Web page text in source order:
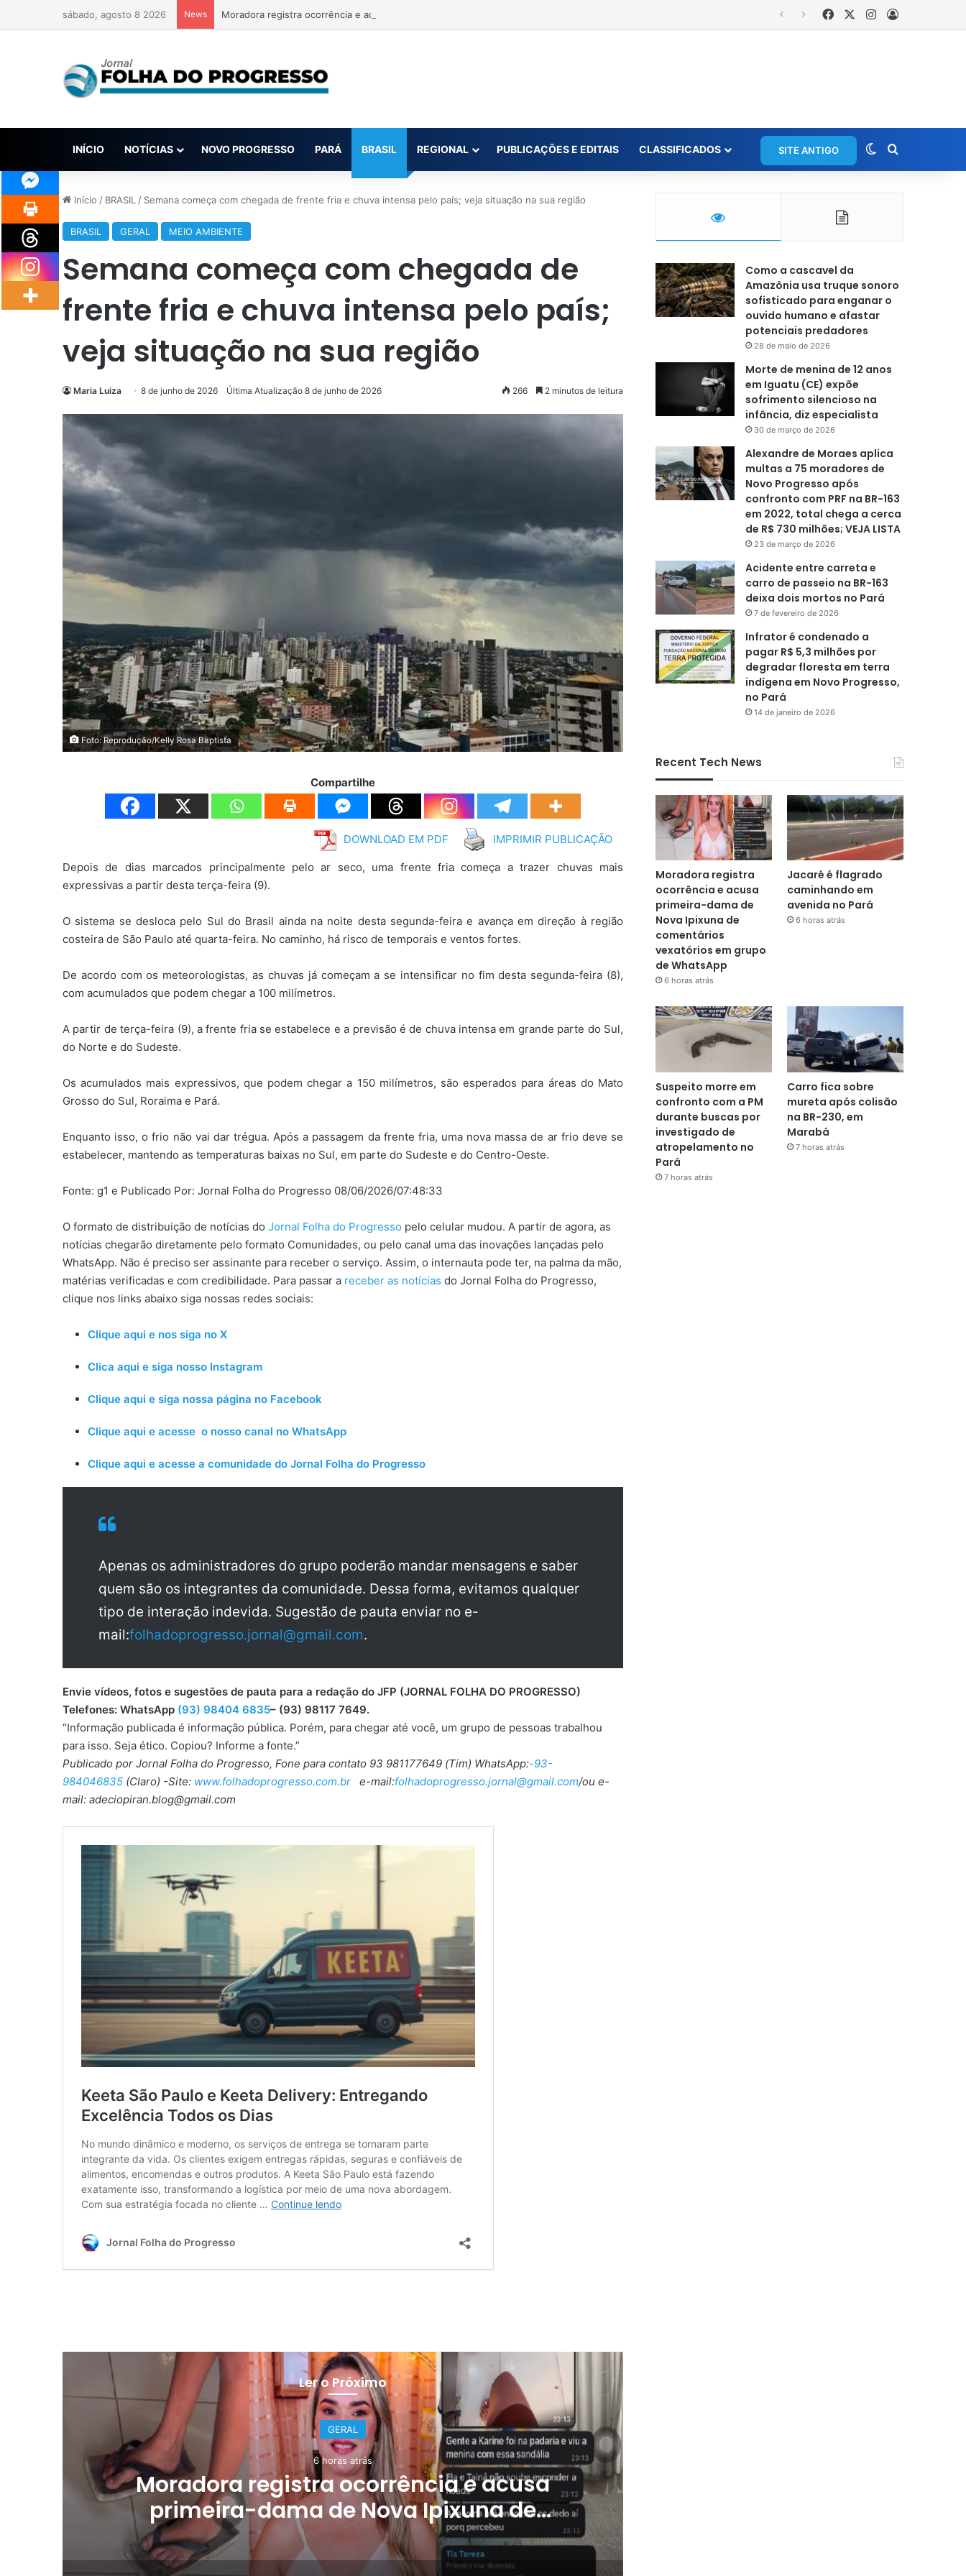
sábado, agosto 8 2026 News Moradora registra ocorrência e acusa primeira-dama de Nova Ipixuna de comentários vexatórios em grupo de WhatsApp FacebookInstagram
INÍCIO NOTÍCIAS NOVO PROGRESSO PARÁ BRASIL REGIONAL PUBLICAÇÕES E EDITAIS CLASSIFICADOS SITE ANTIGO Switch skin
Início / BRASIL / Semana começa com chegada de frente fria e chuva intensa pelo país; veja situação na sua região
BRASIL GERAL MEIO AMBIENTE
Semana começa com chegada de
frente fria e chuva intensa pelo país;
veja situação na sua região
Maria Luiza 8 de junho de 2026 Última Atualização 8 de junho de 2026 266 2 minutos de leitura
Foto: Reprodução/Kelly Rosa Baptista
Compartilhe
DOWNLOAD EM PDF IMPRIMIR PUBLICAÇÃO
Depois de dias marcados principalmente pelo ar seco, uma frente fria começa a trazer chuvas mais
expressivas a partir desta terça-feira (9).
O sistema se desloca pelo Sul do Brasil ainda na noite desta segunda-feira e avança em direção à região
costeira de São Paulo até quarta-feira. No caminho, há risco de temporais e ventos fortes.
De acordo com os meteorologistas, as chuvas já começam a se intensificar no fim desta segunda-feira (8),
com acumulados que podem chegar a 100 milímetros.
A partir de terça-feira (9), a frente fria se estabelece e a previsão é de chuva intensa em grande parte do Sul,
do Norte e do Sudeste.
Os acumulados mais expressivos, que podem chegar a 150 milímetros, são esperados para áreas do Mato
Grosso do Sul, Roraima e Pará.
Enquanto isso, o frio não vai dar trégua. Após a passagem da frente fria, uma nova massa de ar frio deve se
estabelecer, mantendo as temperaturas baixas no Sul, em parte do Sudeste e do Centro-Oeste.
Fonte: g1 e Publicado Por: Jornal Folha do Progresso 08/06/2026/07:48:33
O formato de distribuição de notícias do Jornal Folha do Progresso pelo celular mudou. A partir de agora, as
notícias chegarão diretamente pelo formato Comunidades, ou pelo canal uma das inovações lançadas pelo
WhatsApp. Não é preciso ser assinante para receber o serviço. Assim, o internauta pode ter, na palma da mão,
matérias verificadas e com credibilidade. Para passar a receber as notícias do Jornal Folha do Progresso,
clique nos links abaixo siga nossas redes sociais:
Clique aqui e nos siga no X
Clica aqui e siga nosso Instagram
Clique aqui e siga nossa página no Facebook
Clique aqui e acesse o nosso canal no WhatsApp
Clique aqui e acesse a comunidade do Jornal Folha do Progresso
Apenas os administradores do grupo poderão mandar mensagens e saber
quem são os integrantes da comunidade. Dessa forma, evitamos qualquer
tipo de interação indevida. Sugestão de pauta enviar no e-
mail:folhadoprogresso.jornal@gmail.com.
Envie vídeos, fotos e sugestões de pauta para a redação do JFP (JORNAL FOLHA DO PROGRESSO)
Telefones: WhatsApp (93) 98404 6835– (93) 98117 7649.
“Informação publicada é informação pública. Porém, para chegar até você, um grupo de pessoas trabalhou
para isso. Seja ético. Copiou? Informe a fonte.”
Publicado por Jornal Folha do Progresso, Fone para contato 93 981177649 (Tim) WhatsApp:-93-
984046835 (Claro) -Site: www.folhadoprogresso.com.br e-mail:folhadoprogresso.jornal@gmail.com/ou e-
mail: adeciopiran.blog@gmail.com
Ler o Próximo
GERAL
6 horas atrás
Moradora registra ocorrência e acusa
primeira-dama de Nova Ipixuna de
comentários vexatórios em grupo de
WhatsApp
Como a cascavel da
Amazônia usa truque sonoro
sofisticado para enganar o
ouvido humano e afastar
potenciais predadores
28 de maio de 2026
Morte de menina de 12 anos
em Iguatu (CE) expõe
sofrimento silencioso na
infância, diz especialista
30 de março de 2026
Alexandre de Moraes aplica
multas a 75 moradores de
Novo Progresso após
confronto com PRF na BR-163
em 2022, total chega a cerca
de R$ 730 milhões; VEJA LISTA
23 de março de 2026
Acidente entre carreta e
carro de passeio na BR-163
deixa dois mortos no Pará
7 de fevereiro de 2026
Infrator é condenado a
pagar R$ 5,3 milhões por
degradar floresta em terra
indígena em Novo Progresso,
no Pará
14 de janeiro de 2026
Recent Tech News
Moradora registra
ocorrência e acusa
primeira-dama de
Nova Ipixuna de
comentários
vexatórios em grupo
de WhatsApp
6 horas atrás
Jacaré é flagrado
caminhando em
avenida no Pará
6 horas atrás
Suspeito morre em
confronto com a PM
durante buscas por
investigado de
atropelamento no
Pará
7 horas atrás
Carro fica sobre
mureta após colisão
na BR-230, em
Marabá
7 horas atrás